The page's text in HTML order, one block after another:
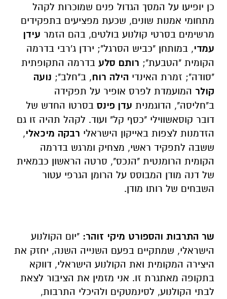
כן יופיעו על המסך הגדול פנים שמוכרות לקהל
מתחומי אמנות שונים, שכעת מפציעים בתפקידים
מרשימים בסרטי קולנוע בולטים, בהם הזמר עידן
עמדי, במותחן "כביש הסרגל"; ירדן ג'רבי בדרמה
הקומית "הטבעת"; רותם סלע בדרמה התקופתית
"סודה"; זמרת האינדי הילה רוח, ב"חלב"; נועה
קולר המועמדת לפרס אופיר על תפקידה
ב"חליסה", הדוגמנית עדן פינס בסרטו החדש של
דובר קוסאשווילי "כסף קל" ועוד. לקהל תהיה זו גם
הזדמנות לצפות באייקון הישראלי רבקה מיכאלי,
ששבה לתפקיד ראשי, מצחיק ומרגש בדרמה
הקומית הרומנטית "הנכס", סרטה הראשון כבמאית
של דנה מודן המבוסס על הרומן הגרפי עטור
השבחים של רותו מודן.
שר התרבות והספורט מיקי זוהר: "יום הקולנוע
הישראלי, שמתקיים בפעם השנייה השנה, יחזק את
היצירה המקומית ואת הקולנוע הישראלי, דווקא
בתקופה מאתגרת זו. אני מזמין את הציבור לצאת
לבתי הקולנוע, לסינמטקים ולהיכלי התרבות,